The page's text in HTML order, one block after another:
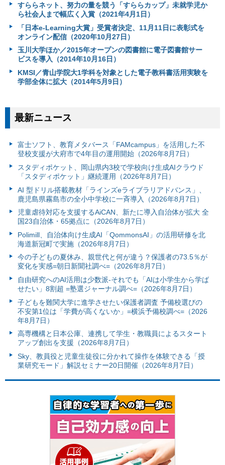
すららネット、努力の量を競う「すららカップ」未就学児か
ら社会人まで幅広く入賞（2021年4月1日）
「日本e-Learning大賞」受賞者決定、11月11日に表彰式を
オンライン配信（2020年10月27日）
玉川大学ほか／2015年オープンの図書館に電子図書館サー
ビスを導入（2014年10月16日）
KMSI／青山学院大1学科を対象とした電子教科書活用実験を
学部全体に拡大（2014年5月9日）
最新ニュース
富⼠ソフト、教育メタバース「FAMcampus」を活用した不
登校支援が大府市で4年目の運用開始（2026年8月7日）
スタディポケット、岡山県内3校で学校向け生成AIクラウド
「スタディポケット」継続運用（2026年8月7日）
AI 型ドリル搭載教材「ラインズeライブラリアドバンス」、
鹿児島県霧島市の全小中学校に一斉導入（2026年8月7日）
児童虐待対応を支援するAiCAN、新たに導入自治体が拡大 全
国23自治体・65拠点に（2026年8月7日）
Polimill、自治体向け生成AI「QommonsAI」の活用研修を北
海道新冠町で実施（2026年8月7日）
今の子どもの夏休み、親世代と何が違う？保護者の73.5％が
変化を実感=朝日新聞社調べ=（2026年8月7日）
自由研究へのAI活用は少数派-それでも「AIは小学生から学ば
せたい」8割超 =塾選ジャーナル調べ=（2026年8月7日）
子どもを難関大学に進学させたい保護者調査 予備校選びの
不安第1位は「学費が高くないか」=横浜予備校調べ=（2026
年8月7日）
高専機構と日本公庫、連携して学生・教職員によるスタート
アップ創出を支援（2026年8月7日）
Sky、教員役と児童生徒役に分かれて操作を体験できる「授
業研究モード」解説セミナー20日開催（2026年8月7日）